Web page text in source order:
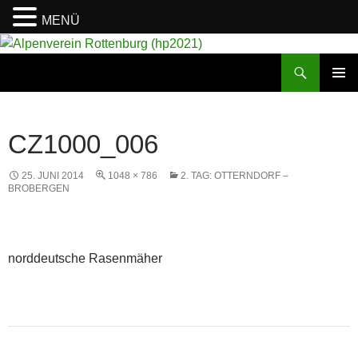
CZ1000_006
25. JUNI 2014 1048 × 786
2. TAG: OTTERNDORF –
BROBERGEN
norddeutsche Rasenmäher
MENÜ